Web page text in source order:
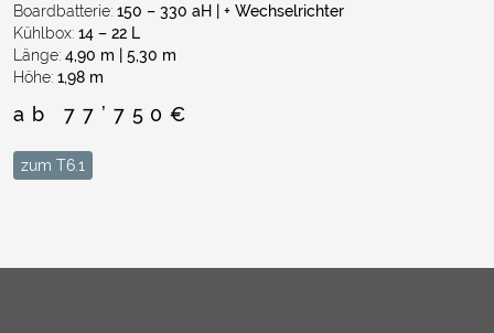
Boardbatterie: 150 – ​​​​​​​330 aH | + Wechselrichter
Kühlbox: 14 – 22 L
Länge: 4,90 m | 5,30 m
Höhe: 1,98 m
ab 77’750€
zum T6.1